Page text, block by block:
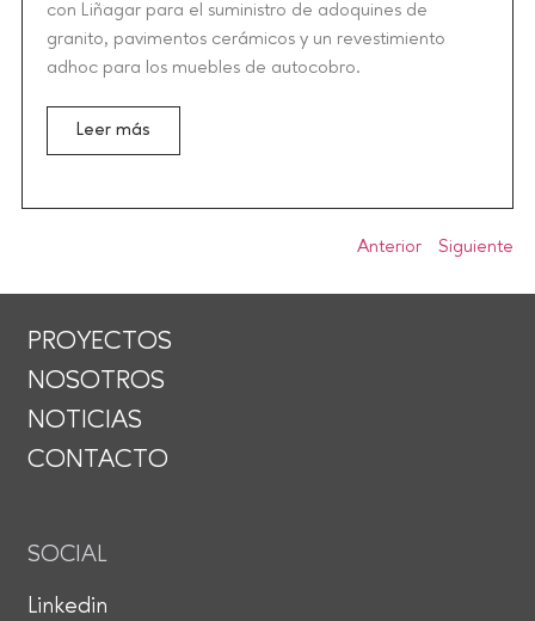
con Liñagar para el suministro de adoquines de
granito, pavimentos cerámicos y un revestimiento
adhoc para los muebles de autocobro.
Leer más
Anterior Siguiente
PROYECTOS
NOSOTROS
NOTICIAS
CONTACTO
SOCIAL
Linkedin